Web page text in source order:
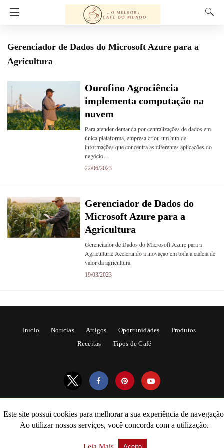
Gerenciador de Dados do Microsoft Azure para a
Agricultura
Ourofino Agrociência
implementa computação na
nuvem
Para atender demanda por centralizações de dados em
única plataforma, empresa criou um hub de
informações que concentra as diferentes aplicações do
negócio…
22/06/2023
Gerenciador de Dados do
Microsoft Azure para a
Agricultura
Gerenciador de Dados do Microsoft Azure para a
Agricultura: Acelerando a inovação em toda a cadeia de
valor da agricultura
19/03/2023
Início Notícias Artigos Oportunidades
Produtos
Receitas
Tipos de Café
All Rights Reserved
Este site possui cookies para melhorar a sua experiência de
Ao utilizar nossos serviços, você concorda com a utilização.